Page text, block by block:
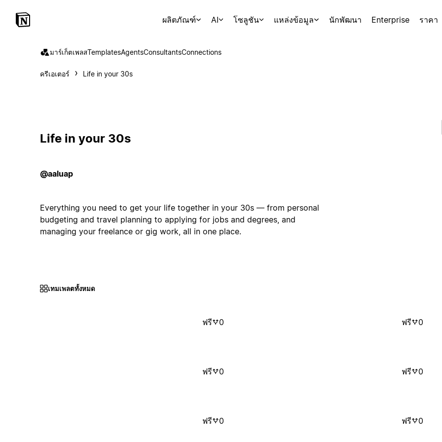
ผลิตภัณฑ์ AI โซลูชัน แหล่งข้อมูล นักพัฒนา Enterprise ราคา
มาร์เก็ตเพลสTemplatesAgentsConsultantsConnections
ครีเอเตอร์ Life in your 30s
Life in your 30s
@aaluap
Everything you need to get your life together in your 30s — from personal
budgeting and travel planning to applying for jobs and degrees, and
managing your freelance or gig work, all in one place.
เทมเพลตทั้งหมด
ฟรี 0 ฟรี 0
ฟรี 0 ฟรี 0
ฟรี 0 ฟรี 0